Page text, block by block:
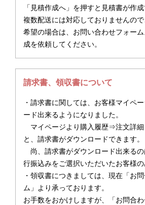
「見積作成へ」を押すと見積書が作成
複数配送には対応しておりませんの
希望の場合は、お問い合わせフォー
成を依頼してください。
請求書、領収書について
・請求書に関しては、お客様マイペ
ード出来るようになりました。
マイページより購入履歴⇒注文詳細
と、請求書がダウンロードできます。
尚、請求書がダウンロード出来る
行振込みをご選択いただいたお客様の
・領収書につきましては、現在「お
ム」より承っております。
お手数をおかけしますが、「お問合